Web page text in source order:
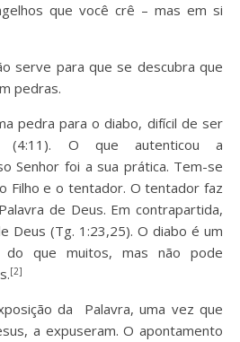
que você crê – mas em si
serve para que se descubra que
pedras.
pedra para o diabo, difícil de ser
(4:11). O que autenticou a
Senhor foi a sua prática. Tem-se
Filho e o tentador. O tentador faz
de Deus. Em contrapartida,
Deus (Tg. 1:23,25). O diabo é um
do que muitos, mas não pode
[2]
da Palavra, uma vez que
a expuseram. O apontamento